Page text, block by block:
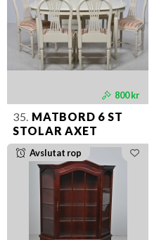
800 kr
35. MATBORD 6 ST
STOLAR AXET
Avslutat rop